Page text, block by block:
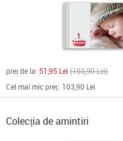
preț de la: 51,95 Lei 103,90 Lei
Cel mai mic preț: 103,90 Lei
Colecția de amintiri